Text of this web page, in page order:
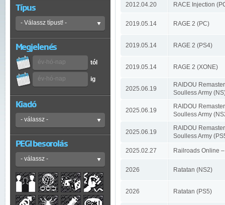
Típus
Megjelenés
tól
ig
Kiadó
PEGI besorolás
2012.04.20 RACE Injection
2019.05.14 RAGE 2 (PC)
2019.05.14 RAGE 2 (PS4)
2019.05.14 RAGE 2 (XONE)
2025.06.19
RAIDOU
Soulless Army
2025.06.19
RAIDOU
Soulless Army
2025.06.19
RAIDOU
Soulless Army
2025.02.27 Railroads Online
2026 Ratatan (NS2)
2026 Ratatan (PS5)